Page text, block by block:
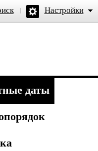
Настройки
даты